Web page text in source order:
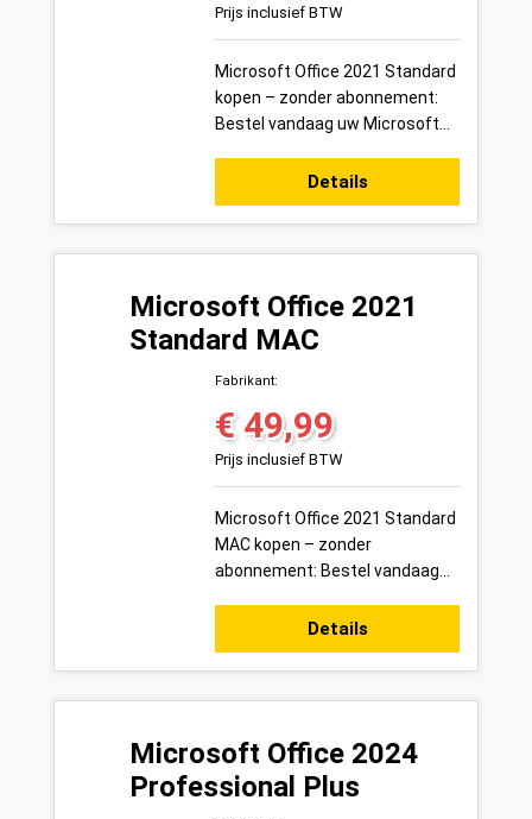
Prijs inclusief BTW
Microsoft Office 2021 Standard
kopen – zonder abonnement:
Bestel vandaag uw Microsoft
productsleutel voor 1 pc veilig
online bij ...
Details
Microsoft Office 2021
Standard MAC
Fabrikant:
Normale prijs:
€ 49,99
Prijs inclusief BTW
Microsoft Office 2021 Standard
MAC kopen – zonder
abonnement: Bestel vandaag
Standard MAC productsleutel
voor 1 pc veilig onl...
Details
Microsoft Office 2024
Professional Plus